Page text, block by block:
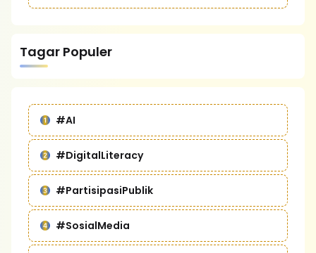
Tagar Populer
#AI
#DigitalLiteracy
#PartisipasiPublik
#SosialMedia